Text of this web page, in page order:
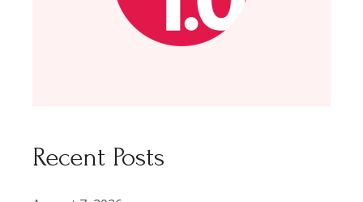
Recent Posts